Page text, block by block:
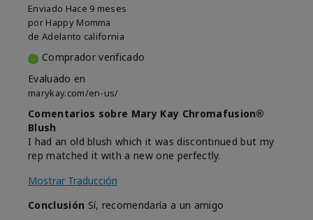
Enviado Hace 9 meses
por Happy Momma
de Adelanto california
Comprador verificado
Evaluado en
marykay.com/en-us/
Comentarios sobre Mary Kay Chromafusion®
Blush
I had an old blush which it was discontinued but my
rep matched it with a new one perfectly.
Mostrar Traducción
Conclusión Sí, recomendaría a un amigo